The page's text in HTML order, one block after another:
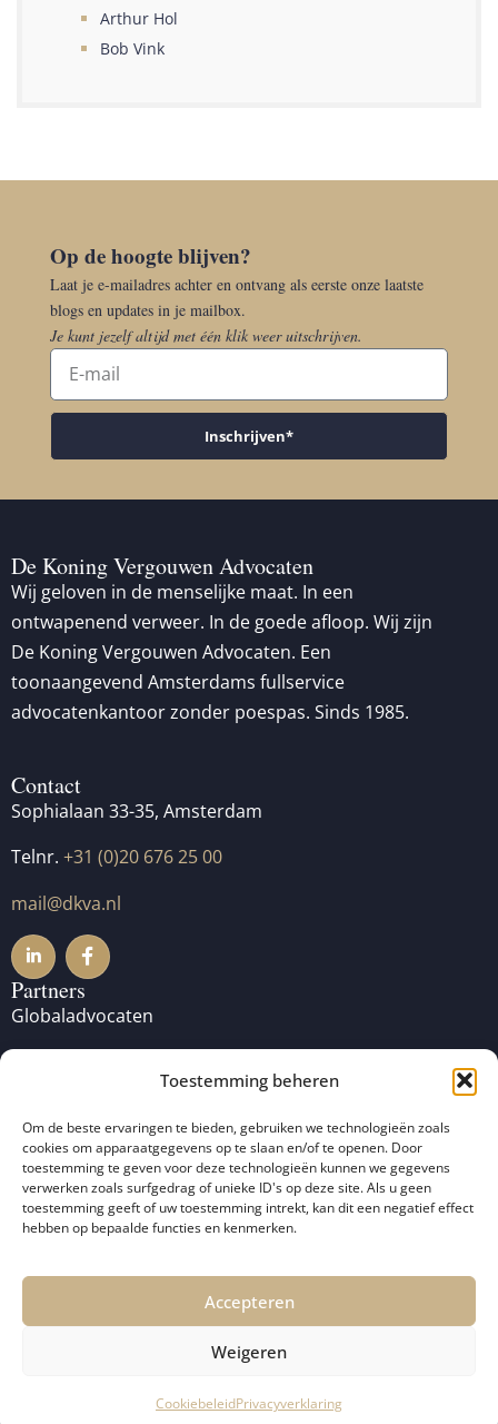
Toestemming beheren
Om de beste ervaringen te bieden, gebruiken we technologieën zoals
cookies om apparaatgegevens op te slaan en/of te openen. Door
toestemming te geven voor deze technologieën kunnen we gegevens
verwerken zoals surfgedrag of unieke ID's op deze site. Als u geen
toestemming geeft of uw toestemming intrekt, kan dit een negatief effect
hebben op bepaalde functies en kenmerken.
Accepteren
Weigeren
CookiebeleidPrivacyverklaring
Arthur Hol
Bob Vink
Op de hoogte blijven?
Laat je e-mailadres achter en ontvang als eerste onze laatste
blogs en updates in je mailbox.
Je kunt jezelf altijd met één klik weer uitschrijven.
Inschrijven*
De Koning Vergouwen Advocaten
Wij geloven in de menselijke maat. In een
ontwapenend verweer. In de goede afloop. Wij zijn
De Koning Vergouwen Advocaten. Een
toonaangevend Amsterdams fullservice
advocatenkantoor zonder poespas. Sinds 1985.
Contact
Sophialaan 33-35, Amsterdam
Telnr. +31 (0)20 676 25 00
mail@dkva.nl
Partners
Globaladvocaten
Algemene Voorwaarden